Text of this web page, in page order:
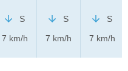
S
7 km/h
S
7 km/h
S
7 km/h